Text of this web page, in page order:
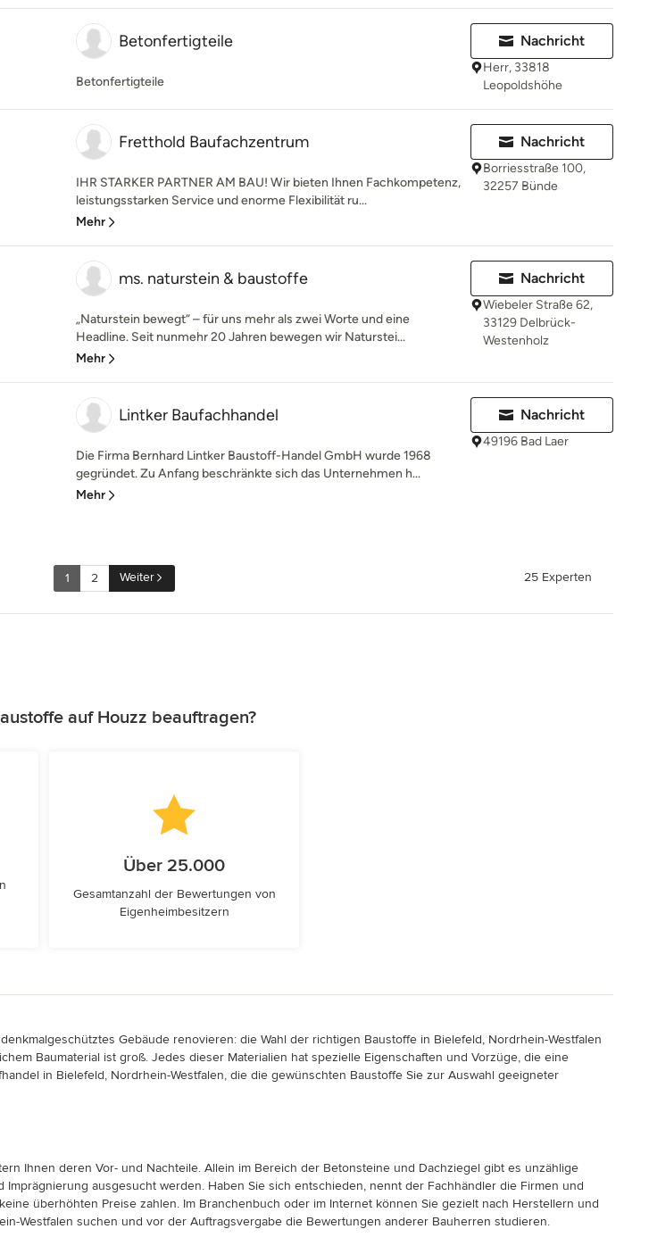
Betonfertigteile
Betonfertigteile
Nachricht
Herr, 33818
Leopoldshöhe
Fretthold Baufachzentrum
IHR STARKER PARTNER AM BAU! Wir bieten Ihnen Fachkompetenz,
leistungsstarken Service und enorme Flexibilität ru...
Mehr
Nachricht
Borriesstraße 100,
32257 Bünde
ms. naturstein & baustoffe
„Naturstein bewegt“ – für uns mehr als zwei Worte und eine
Headline. Seit nunmehr 20 Jahren bewegen wir Naturstei...
Mehr
Nachricht
Wiebeler Straße 62,
33129 Delbrück-
Westenholz
Lintker Baufachhandel
Die Firma Bernhard Lintker Baustoff-Handel GmbH wurde 1968
gegründet. Zu Anfang beschränkte sich das Unternehmen h...
Mehr
Nachricht
49196 Bad Laer
1 2 Weiter 25 Experten
auf Houzz beauftragen?
Über 25.000
Gesamtanzahl der Bewertungen von
Eigenheimbesitzern
Gebäude renovieren: die Wahl der richtigen Baustoffe in Bielefeld, Nordrhein-Westfalen
Baumaterial ist groß. Jedes dieser Materialien hat spezielle Eigenschaften und Vorzüge, die eine
in Bielefeld, Nordrhein-Westfalen, die die gewünschten Baustoffe Sie zur Auswahl geeigneter
Ihnen deren Vor- und Nachteile. Allein im Bereich der Betonsteine und Dachziegel gibt es unzählige
ausgesucht werden. Haben Sie sich entschieden, nennt der Fachhändler die Firmen und
überhöhten Preise zahlen. Im Branchenbuch oder im Internet können Sie gezielt nach Herstellern und
Westfalen suchen und vor der Auftragsvergabe die Bewertungen anderer Bauherren studieren.